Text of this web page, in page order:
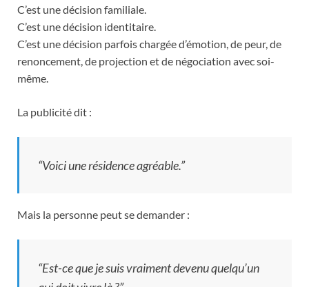
C’est une décision familiale.
C’est une décision identitaire.
C’est une décision parfois chargée d’émotion, de peur, de
renoncement, de projection et de négociation avec soi-
même.
La publicité dit :
“Voici une résidence agréable.”
Mais la personne peut se demander :
“Est-ce que je suis vraiment devenu quelqu’un